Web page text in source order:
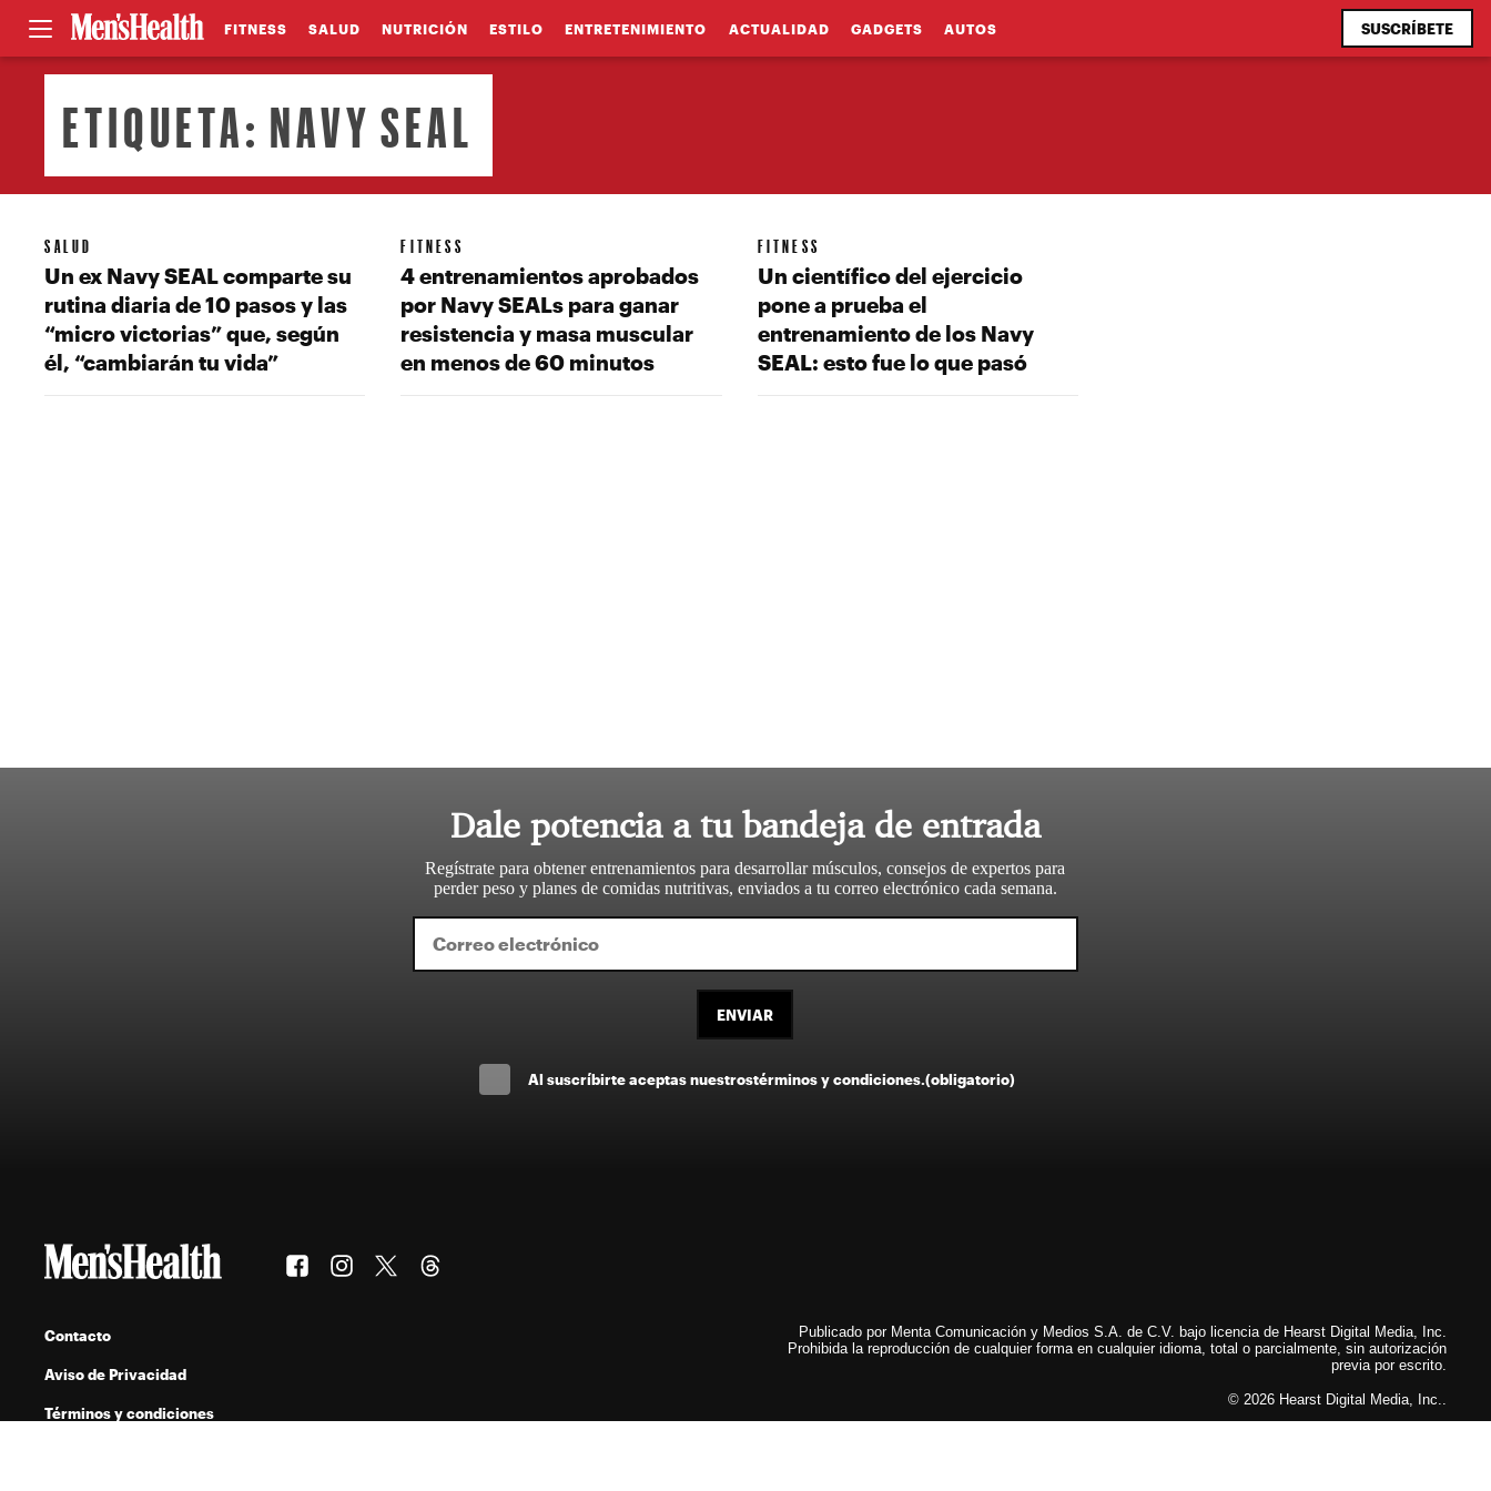
FITNESS SALUD NUTRICIÓN ESTILO ENTRETENIMIENTO ACTUALIDAD GADGETS AUTOS SUSCRÍBETE
ETIQUETA: NAVY SEAL
SALUD
Un ex Navy SEAL comparte su
rutina diaria de 10 pasos y las
“micro victorias” que, según
él, “cambiarán tu vida”
FITNESS
4 entrenamientos aprobados
por Navy SEALs para ganar
resistencia y masa muscular
en menos de 60 minutos
FITNESS
Un científico del ejercicio
pone a prueba el
entrenamiento de los Navy
SEAL: esto fue lo que pasó
Dale potencia a tu bandeja de entrada
Regístrate para obtener entrenamientos para desarrollar músculos, consejos de expertos para
perder peso y planes de comidas nutritivas, enviados a tu correo electrónico cada semana.
ENVIAR
Al suscríbirte aceptas nuestrostérminos y condiciones.(obligatorio)
Contacto
Aviso de Privacidad
Términos y condiciones
Publicado por Menta Comunicación y Medios S.A. de C.V. bajo licencia de Hearst Digital Media, Inc.
Prohibida la reproducción de cualquier forma en cualquier idioma, total o parcialmente, sin autorización
previa por escrito.
© 2026 Hearst Digital Media, Inc..